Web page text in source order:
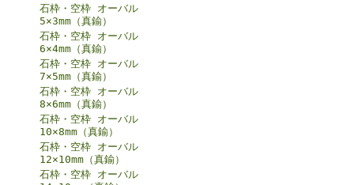
石枠・空枠 オーバル
5×3mm（真鍮）
石枠・空枠 オーバル
6×4mm（真鍮）
石枠・空枠 オーバル
7×5mm（真鍮）
石枠・空枠 オーバル
8×6mm（真鍮）
石枠・空枠 オーバル
10×8mm（真鍮）
石枠・空枠 オーバル
12×10mm（真鍮）
石枠・空枠 オーバル